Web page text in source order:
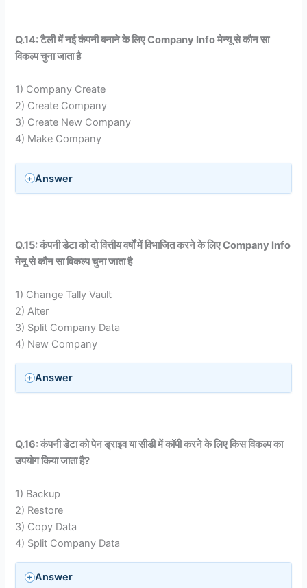
Q.14: टैली में नई कंपनी बनाने के लिए Company Info मेन्यू से कौन सा
विकल्प चुना जाता है
1) Company Create
2) Create Company
3) Create New Company
4) Make Company
Answer
Q.15: कंपनी डेटा को दो वित्तीय वर्षों में विभाजित करने के लिए Company Info
मेनू से कौन सा विकल्प चुना जाता है
1) Change Tally Vault
2) Alter
3) Split Company Data
4) New Company
Answer
Q.16: कंपनी डेटा को पेन ड्राइव या सीडी में कॉपी करने के लिए किस विकल्प का
उपयोग किया जाता है?
1) Backup
2) Restore
3) Copy Data
4) Split Company Data
Answer